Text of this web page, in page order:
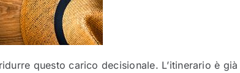
questo carico decisionale. L’itinerario è già